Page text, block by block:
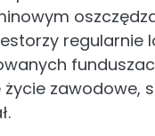
regularnie
życie zawodowe,